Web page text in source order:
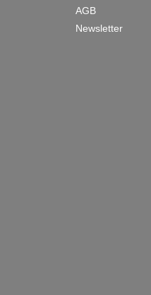
AGB
Newsletter